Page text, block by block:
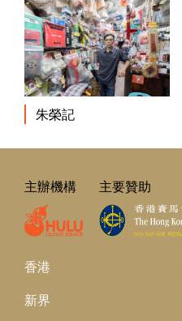
朱榮記
主辦機構 主要贊助
香港
新界